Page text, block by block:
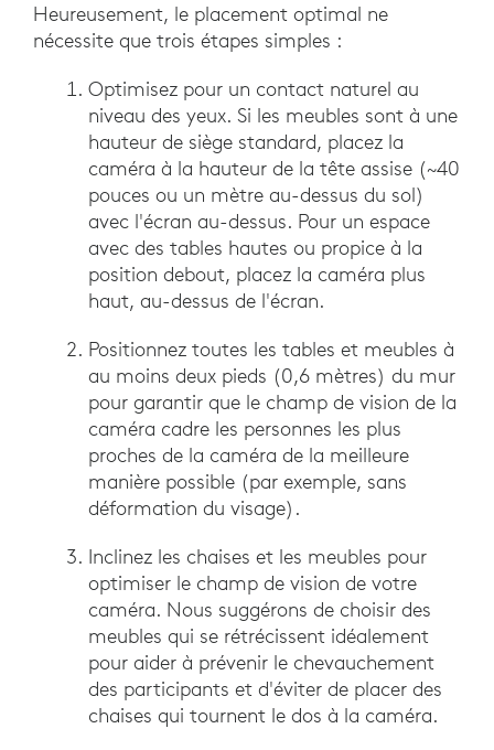
Heureusement, le placement optimal ne
nécessite que trois étapes simples :
Optimisez pour un contact naturel au
niveau des yeux. Si les meubles sont à une
hauteur de siège standard, placez la
caméra à la hauteur de la tête assise (~40
pouces ou un mètre au-dessus du sol)
avec l'écran au-dessus. Pour un espace
avec des tables hautes ou propice à la
position debout, placez la caméra plus
haut, au-dessus de l'écran.
Positionnez toutes les tables et meubles à
au moins deux pieds (0,6 mètres) du mur
pour garantir que le champ de vision de la
caméra cadre les personnes les plus
proches de la caméra de la meilleure
manière possible (par exemple, sans
déformation du visage).
Inclinez les chaises et les meubles pour
optimiser le champ de vision de votre
caméra. Nous suggérons de choisir des
meubles qui se rétrécissent idéalement
pour aider à prévenir le chevauchement
des participants et d'éviter de placer des
chaises qui tournent le dos à la caméra.